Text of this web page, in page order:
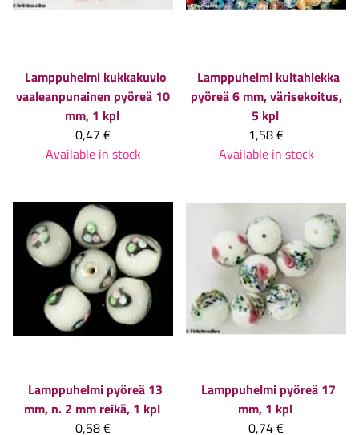
Lamppuhelmi kukkakuvio
vaaleanpunainen pyöreä 10
mm, 1 kpl
0,47 €
Available in stock
Lamppuhelmi kultahiekka
pyöreä 6 mm, värisekoitus,
5 kpl
1,58 €
Available in stock
Lamppuhelmi pyöreä 13
mm, n. 2 mm reikä, 1 kpl
0,58 €
Lamppuhelmi pyöreä 17
mm, 1 kpl
0,74 €